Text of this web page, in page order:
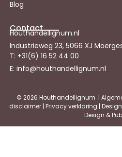
Blog
Contact
Houthandellignum.nl
Industrieweg 23, 5066 XJ
T: +31(6) 16 52 44 00
E: info@houthandellignum.nl
© 2026 Houthandellignum |
disclaimer| Privacy verklaring |
Design &